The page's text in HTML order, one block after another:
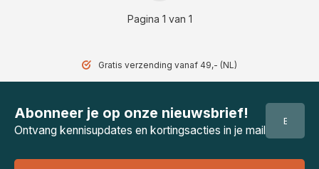
Pagina 1 van 1
Gratis verzending vanaf 49,- (NL)
Abonneer je op onze nieuwsbrief!
Ontvang kennisupdates en kortingsacties in je mail